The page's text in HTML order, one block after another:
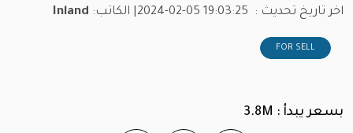
اخر تاريخ تحديث : 2024-02-05 19:03:25 | الكاتب: Inland
FOR SELL
بسعر يبدأ : 3.8M